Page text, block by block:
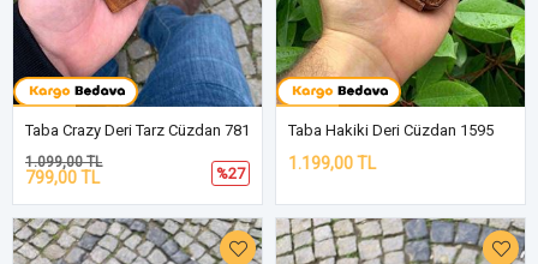
Taba Crazy Deri Tarz Cüzdan 781
799,00 TL
1.099,00 TL
%27
Taba Hakiki Deri Cüzdan 1595
1.199,00 TL